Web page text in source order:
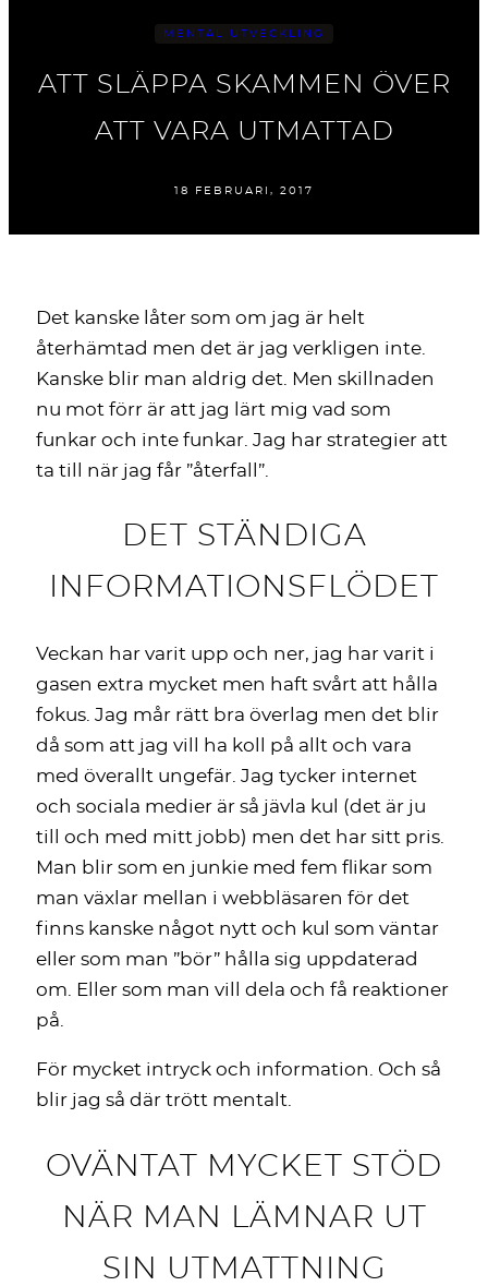
MENTAL UTVECKLING
ATT SLÄPPA SKAMMEN ÖVER
ATT VARA UTMATTAD
18 FEBRUARI, 2017
Det kanske låter som om jag är helt
återhämtad men det är jag verkligen inte.
Kanske blir man aldrig det. Men skillnaden
nu mot förr är att jag lärt mig vad som
funkar och inte funkar. Jag har strategier att
ta till när jag får ”återfall”.
DET STÄNDIGA
INFORMATIONSFLÖDET
Veckan har varit upp och ner, jag har varit i
gasen extra mycket men haft svårt att hålla
fokus. Jag mår rätt bra överlag men det blir
då som att jag vill ha koll på allt och vara
med överallt ungefär. Jag tycker internet
och sociala medier är så jävla kul (det är ju
till och med mitt jobb) men det har sitt pris.
Man blir som en junkie med fem flikar som
man växlar mellan i webbläsaren för det
finns kanske något nytt och kul som väntar
eller som man ”bör” hålla sig uppdaterad
om. Eller som man vill dela och få reaktioner
på.
För mycket intryck och information. Och så
blir jag så där trött mentalt.
OVÄNTAT MYCKET STÖD
NÄR MAN LÄMNAR UT
SIN UTMATTNING